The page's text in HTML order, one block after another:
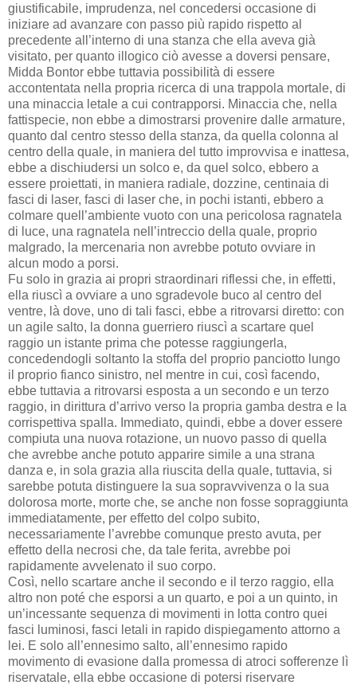
giustificabile, imprudenza, nel concedersi occasione di
iniziare ad avanzare con passo più rapido rispetto al
precedente all’interno di una stanza che ella aveva già
visitato, per quanto illogico ciò avesse a doversi pensare,
Midda Bontor ebbe tuttavia possibilità di essere
accontentata nella propria ricerca di una trappola mortale, di
una minaccia letale a cui contrapporsi. Minaccia che, nella
fattispecie, non ebbe a dimostrarsi provenire dalle armature,
quanto dal centro stesso della stanza, da quella colonna al
centro della quale, in maniera del tutto improvvisa e inattesa,
ebbe a dischiudersi un solco e, da quel solco, ebbero a
essere proiettati, in maniera radiale, dozzine, centinaia di
fasci di laser, fasci di laser che, in pochi istanti, ebbero a
colmare quell’ambiente vuoto con una pericolosa ragnatela
di luce, una ragnatela nell’intreccio della quale, proprio
malgrado, la mercenaria non avrebbe potuto ovviare in
alcun modo a porsi.
Fu solo in grazia ai propri straordinari riflessi che, in effetti,
ella riuscì a ovviare a uno sgradevole buco al centro del
ventre, là dove, uno di tali fasci, ebbe a ritrovarsi diretto: con
un agile salto, la donna guerriero riuscì a scartare quel
raggio un istante prima che potesse raggiungerla,
concedendogli soltanto la stoffa del proprio panciotto lungo
il proprio fianco sinistro, nel mentre in cui, così facendo,
ebbe tuttavia a ritrovarsi esposta a un secondo e un terzo
raggio, in dirittura d’arrivo verso la propria gamba destra e la
corrispettiva spalla. Immediato, quindi, ebbe a dover essere
compiuta una nuova rotazione, un nuovo passo di quella
che avrebbe anche potuto apparire simile a una strana
danza e, in sola grazia alla riuscita della quale, tuttavia, si
sarebbe potuta distinguere la sua sopravvivenza o la sua
dolorosa morte, morte che, se anche non fosse sopraggiunta
immediatamente, per effetto del colpo subito,
necessariamente l’avrebbe comunque presto avuta, per
effetto della necrosi che, da tale ferita, avrebbe poi
rapidamente avvelenato il suo corpo.
Così, nello scartare anche il secondo e il terzo raggio, ella
altro non poté che esporsi a un quarto, e poi a un quinto, in
un’incessante sequenza di movimenti in lotta contro quei
fasci luminosi, fasci letali in rapido dispiegamento attorno a
lei. E solo all’ennesimo salto, all’ennesimo rapido
movimento di evasione dalla promessa di atroci sofferenze lì
riservatale, ella ebbe occasione di potersi riservare